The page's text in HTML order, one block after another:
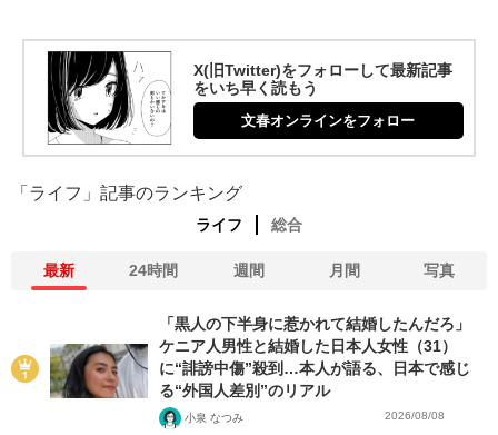
X(旧Twitter)をフォローして最新記事
をいち早く読もう
文春オンラインをフォロー
「ライフ」記事のランキング
ライフ 総合
最新 24時間 週間 月間 写真
「黒人の下半身に惹かれて結婚したんだろ」
ケニア人男性と結婚した日本人女性（31）
に“誹謗中傷”殺到…本人が語る、日本で感じ
る“外国人差別”のリアル
小泉 なつみ 2026/08/08